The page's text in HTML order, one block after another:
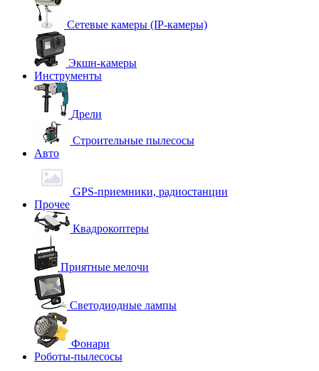
Сетевые камеры (IP-камеры)
Экшн-камеры
Инструменты
Дрели
Строительные пылесосы
Авто
GPS-приемники, радиостанции
Прочее
Квадрокоптеры
Приятные мелочи
Светодиодные лампы
Фонари
Роботы-пылесосы